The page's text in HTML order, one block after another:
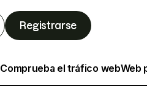
Registrarse
Comprueba el tráfico webWeb